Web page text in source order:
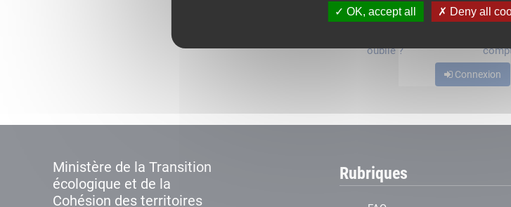
OK, accept all Deny all
oublié ?
Connexion
Ministère de la Transition
écologique et de la
Cohésion des territoires
Rubriques